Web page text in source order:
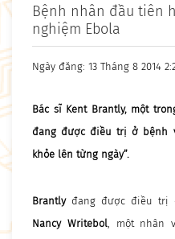
Bệnh nhân đầu tiên
nghiệm Ebola
Ngày đăng: 13 Tháng 8 2014
Bác sĩ Kent Brantly, một
đang được điều trị ở bệnh
khỏe lên từng ngày”.
Brantlyđang được điều trị
Nancy Writebol, một nhân